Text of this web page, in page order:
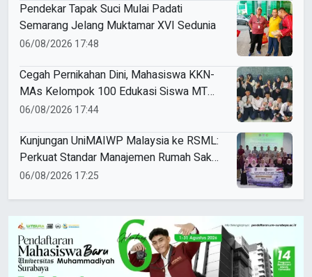
Pendekar Tapak Suci Mulai Padati
Semarang Jelang Muktamar XVI Sedunia
06/08/2026 17:48
Cegah Pernikahan Dini, Mahasiswa KKN-
MAs Kelompok 100 Edukasi Siswa MTS
Miftahul Ulum Tawangsari
06/08/2026 17:44
Kunjungan UniMAIWP Malaysia ke RSML:
Perkuat Standar Manajemen Rumah Sakit
Syariah
06/08/2026 17:25